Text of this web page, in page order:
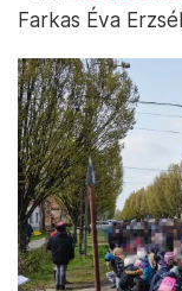
Farkas Éva